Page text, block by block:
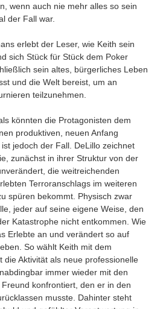
wenn auch nie mehr alles so sein
der Fall war.
erlebt der Leser, wie Keith sein
sich Stück für Stück dem Poker
sein altes, bürgerliches Leben
und die Welt bereist, um an
teilzunehmen.
könnten die Protagonisten dem
produktiven, neuen Anfang
jedoch der Fall. DeLillo zeichnet
zunächst in ihrer Struktur von der
die weitreichenden
Terroranschlags im weiteren
spüren bekommt. Physisch zwar
jeder auf seine eigene Weise, den
Katastrophe nicht entkommen. Wie
Erlebte an und verändert so auf
So wählt Keith mit dem
die Aktivität als neue professionelle
immer wieder mit den
konfrontiert, den er in den
musste. Dahinter steht